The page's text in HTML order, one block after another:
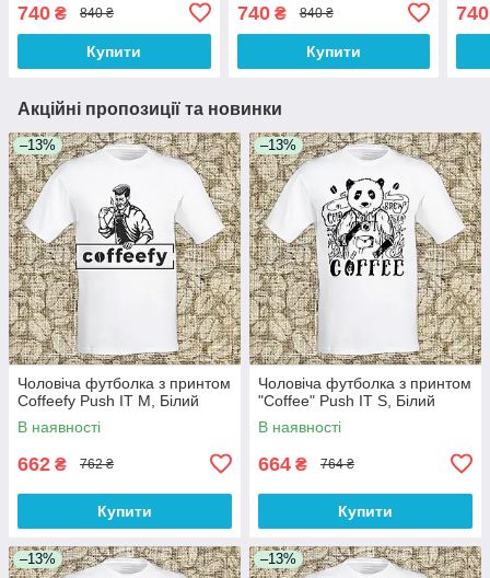
740 ₴ 840 ₴
Купити
Білий
740₴ 840 ₴
Купити
740
Акційні пропозиції та новинки
–13%
Чоловіча футболка з принтом
Coffeefy Push IT M, Білий
В наявності
662 ₴ 762 ₴
Купити
–13%
Чоловіча футболка з принтом
"Coffee" Push IT S, Білий
В наявності
664 ₴ 764 ₴
Купити
–13% –13%